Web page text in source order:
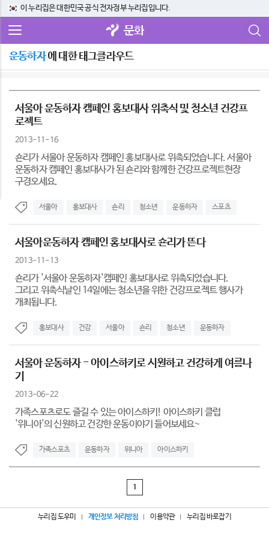
이 누리집은 대한민국 공식 전자정부 누리집입니다.
문화
운동하자에 대한 태그클라우드
서울아 운동하자 캠페인 홍보대사 위촉식 및 청소년 건강프
로젝트
2013-11-16
숀리가 서울아 운동하자 캠페인 홍보대사로 위촉되었습니다. 서울아
운동하자 캠페인 홍보대사가 된 숀리와 함께한 건강프로젝트현장
구경오세요.
서울아 홍보대사 숀리 청소년 운동하자 스포츠
서울아운동하자 캠페인 홍보대사로 숀리가 뜬다
2013-11-13
숀리가 '서울아 운동하자'캠페인 홍보대사로 위촉되었습니다.
그리고 위촉식날인 14일에는 청소년을 위한 건강프로젝트 행사가
개최됩니다.
홍보대사 건강 서울아 숀리 청소년 운동하자
서울아 운동하자 - 아이스하키로 시원하고 건강하게 여름나
기
2013-06-22
가족스포츠로도 즐길 수 있는 아이스하키! 아이스하키 클럽
'위니아'의 신원하고 건강한 운동이야기 들어보세요~
가족스포츠 운동하자 위니아 아이스하키
1
누리집 도우미 개인정보 처리방침 이용약관 누리집 바로잡기